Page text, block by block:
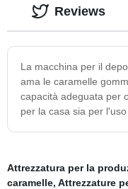
La macchina per il
ama le caramelle
capacità adeguata per
per la casa sia per
Reviews
Attrezzatura per la
caramelle, Attrezzature